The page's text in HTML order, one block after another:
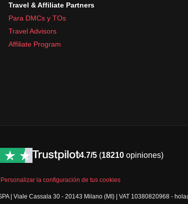
Travel & Affiliate Partners
Para DMCs y TOs
Travel Advisors
Affiliate Program
4.7/5 (18210 opiniones)
Personalizar la configuración de tus cookies
| Viale Cassala 30 - 20143 Milano (MI) | VAT 10380820968 -